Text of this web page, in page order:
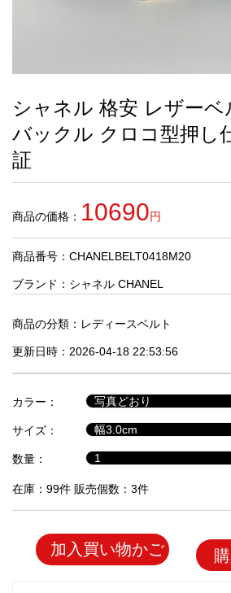
お
す
す
め
商
人
気
商
セ
ル
品
シャネル 格安 レザー
バックル クロコ型押し
証
商品の価格： 10690円
商品番号：CHANELBELT0418M20
ブランド： シャネル CHANEL
商品の分類： レディースベルト
更新日時：2026-04-18 22:53:56
カラー：
サイズ：
数量：
在庫：99件 販売個数：3件
加入買い物かご